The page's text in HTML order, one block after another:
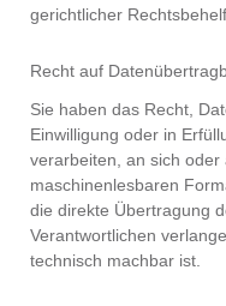
gerichtlicher
Recht auf
Sie haben das Recht,
Einwilligung oder in
verarbeiten, an sich oder
maschinenlesbaren
die direkte Übertragung
Verantwortlichen
technisch machbar ist.